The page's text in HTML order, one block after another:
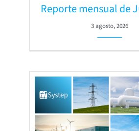
Reporte mensual de
3 agosto, 2026